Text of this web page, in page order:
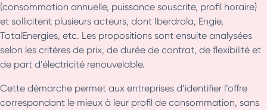
(consommation annuelle, puissance souscrite, profil horaire)
et sollicitent plusieurs acteurs, dont Iberdrola, Engie,
TotalEnergies, etc. Les propositions sont ensuite analysées
selon les critères de prix, de durée de contrat, de flexibilité et
de part d’électricité renouvelable.
Cette démarche permet aux entreprises d’identifier l’offre
correspondant le mieux à leur profil de consommation, sans